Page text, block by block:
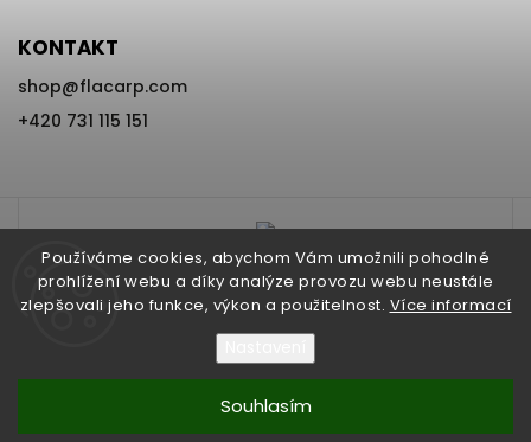
Používáme cookies, abychom Vám umožnili pohodlné
prohlížení webu a díky analýze provozu webu neustále
zlepšovali jeho funkce, výkon a použitelnost. Více informací
Souhlasím
KONTAKT
shop@flacarp.com
+420 731 115 151
www.FLACARP.com. Všechna práva vyhrazena.